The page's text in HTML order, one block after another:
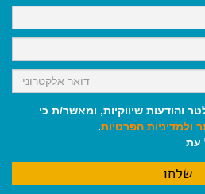
והודעות שיווקיות, ומאשר/ת כי
ולמדיניות הפרטיות.
עת